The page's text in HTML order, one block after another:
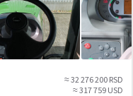
≈ 32 276 200 RSD
≈ 317 759 USD